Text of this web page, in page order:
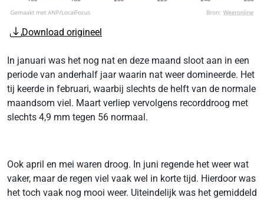
Download origineel
In januari was het nog nat en deze maand sloot aan in een
periode van anderhalf jaar waarin nat weer domineerde. Het
tij keerde in februari, waarbij slechts de helft van de normale
maandsom viel. Maart verliep vervolgens recorddroog met
slechts 4,9 mm tegen 56 normaal.
Ook april en mei waren droog. In juni regende het weer wat
vaker, maar de regen viel vaak wel in korte tijd. Hierdoor was
het toch vaak nog mooi weer. Uiteindelijk was het gemiddeld